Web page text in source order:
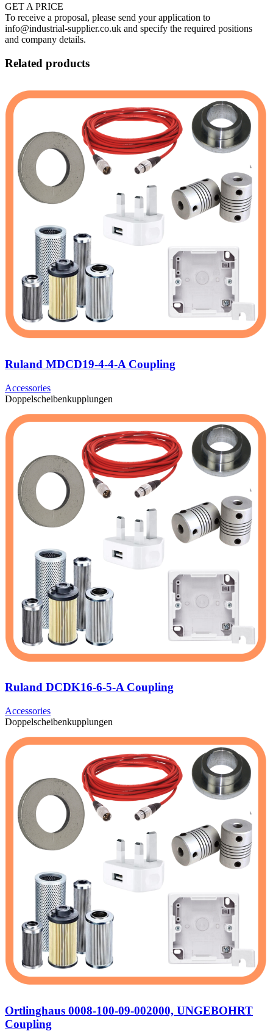
GET A PRICE
To receive a proposal, please send your application to
info@industrial-supplier.co.uk and specify the required positions
and company details.
Related products
Ruland MDCD19-4-4-A Coupling
Accessories
Doppelscheibenkupplungen
Ruland DCDK16-6-5-A Coupling
Accessories
Doppelscheibenkupplungen
Ortlinghaus 0008-100-09-002000, UNGEBOHRT
Coupling